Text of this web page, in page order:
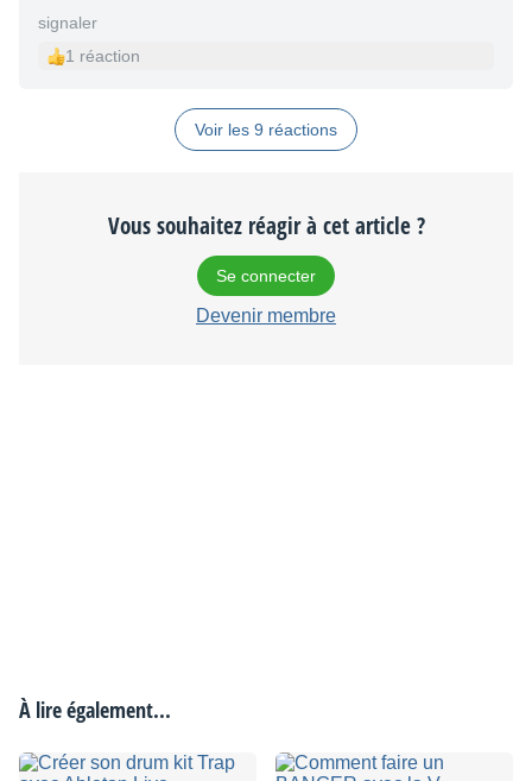
signaler
1 réaction
Voir les 9 réactions
Vous souhaitez réagir à cet article ?
Se connecter
Devenir membre
À lire également...